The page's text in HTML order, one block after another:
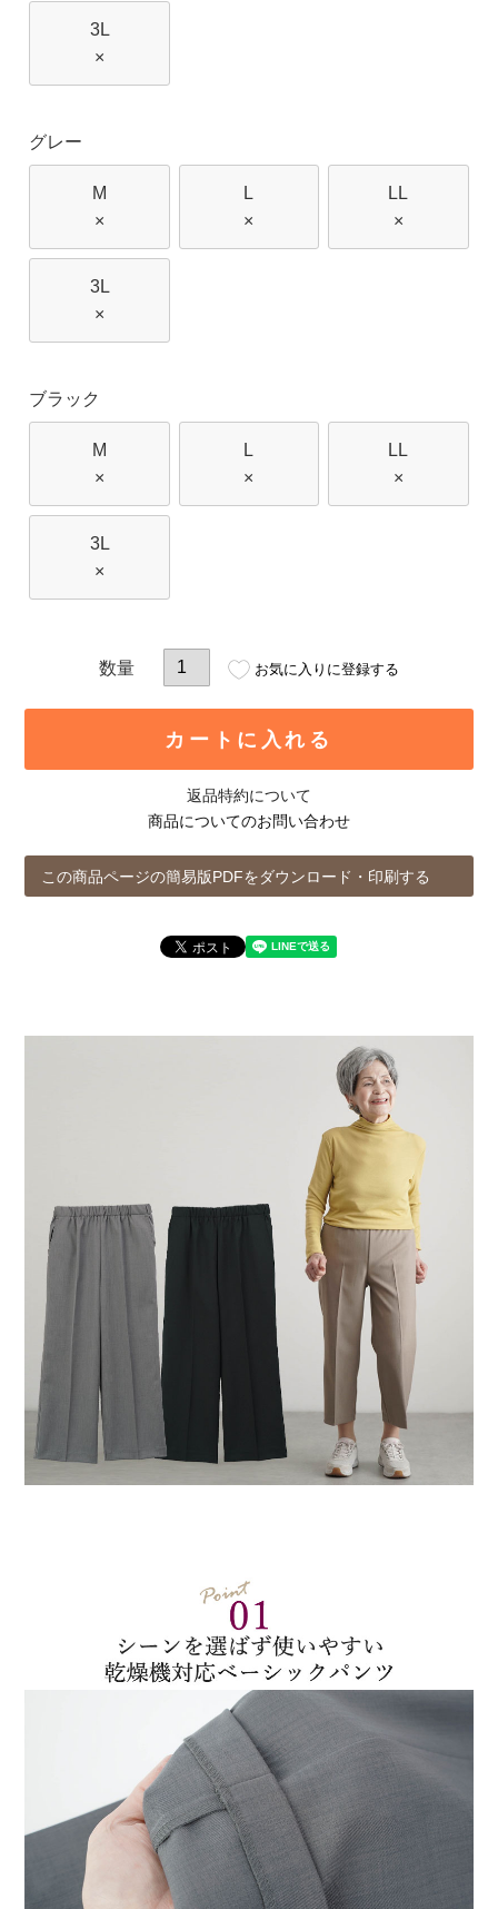
3L
×
グレー
M
×
L
×
LL
×
3L
×
ブラック
M
×
L
×
LL
×
3L
×
お気に入りに登録する
カートに入れる
返品特約について
商品についてのお問い合わせ
この商品ページの簡易版PDFをダウンロード・印刷する